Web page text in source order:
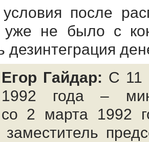
после
уже не было с
дезинтеграция
Егор Гайдар: С 11
1992 года –
со 2 марта 1992